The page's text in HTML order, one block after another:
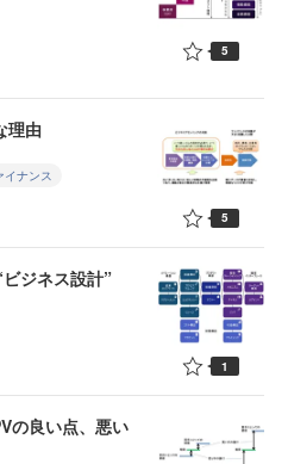
5
理由
イナンス
5
ジネス設計”
1
の良い点、悪い